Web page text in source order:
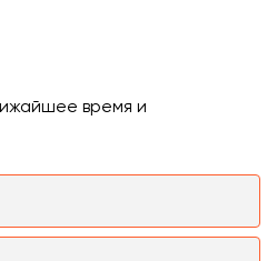
время и